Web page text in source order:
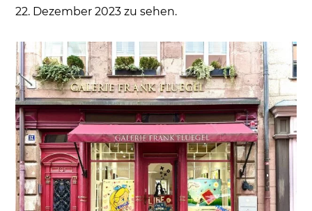
22. Dezember 2023 zu sehen.